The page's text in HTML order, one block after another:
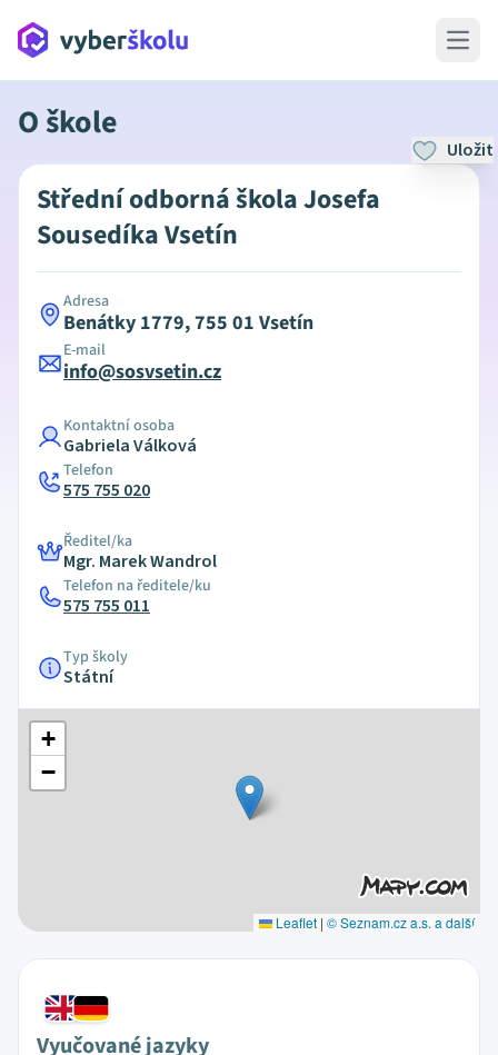
Open
O škole
Uložit
Střední odborná škola Josefa
Sousedíka Vsetín
Adresa
Benátky 1779, 755 01 Vsetín
E-mail
info@sosvsetin.cz
Kontaktní osoba
Gabriela Válková
Telefon
575 755 020
Ředitel/ka
Mgr. Marek Wandrol
Telefon na ředitele/ku
575 755 011
Typ školy
Státní
+
−
Leaflet | © Seznam.cz a.s. a další
Vyučované jazyky